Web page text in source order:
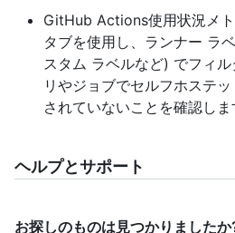
GitHub Actions使用状況メ
タブを使用し、ランナー ラ
スタム ラベルなど) でフィ
リやジョブでセルフホステ
されていないことを確認しま
ヘルプとサポート
お探しのものは見つかりましたか